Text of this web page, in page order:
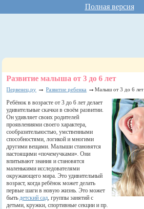
Полная версия
Развитие малыша от 3 до 6 лет
Первенец.ру → Развитие ребенка →Малыш от 3 до 6 лет
Ребёнок в возрасте от 3 до 6 лет делает
удивительные скачки в своём развитии.
Он удивляет своих родителей
проявлениями своего характера,
сообразительностью, умственными
способностями, логикой и многими
другими вещами. Малыши становятся
настоящими «почемучками». Они
впитывают знания и становятся
маленькими исследователями
окружающего мира. Это удивительный
возраст, когда ребёнок может делать
первые шаги в новую жизнь. Это может
бытьдетский сад, группы занятий с
детьми, кружки, спортивные секции и пр.